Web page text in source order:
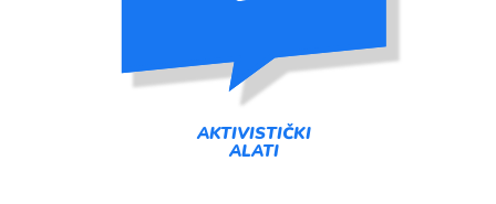
AKTIVISTIČKI
ALATI